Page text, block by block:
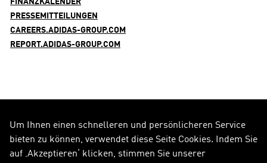
FINANZKALENDER
PRESSEMITTEILUNGEN
CAREERS.ADIDAS-GROUP.COM
REPORT.ADIDAS-GROUP.COM
FOLGE UNS AUF
Alle Social Media Kanäle
Um Ihnen einen schnelleren und persönlicheren Service
bieten zu können, verwendet diese Seite Cookies. Indem Sie
auf ‚Akzeptieren‘ klicken, stimmen Sie unserer